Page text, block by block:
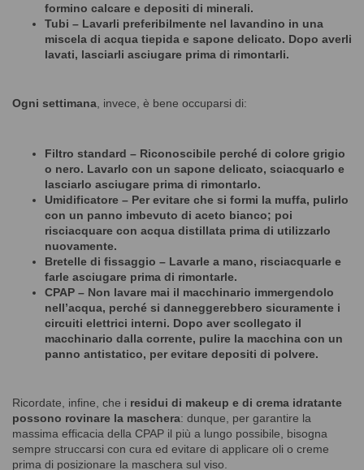
formino calcare e depositi di minerali.
Tubi – Lavarli preferibilmente nel lavandino in una
miscela di acqua tiepida e sapone delicato. Dopo averli
lavati, lasciarli asciugare prima di rimontarli.
Ogni settimana , invece, è bene occuparsi di:
Filtro standard – Riconoscibile perché di colore grigio
o nero. Lavarlo con un sapone delicato, sciacquarlo e
lasciarlo asciugare prima di rimontarlo.
Umidificatore – Per evitare che si formi la muffa, pulirlo
con un panno imbevuto di aceto bianco; poi
risciacquare con acqua distillata prima di utilizzarlo
nuovamente.
Bretelle di fissaggio – Lavarle a mano, risciacquarle e
farle asciugare prima di rimontarle.
CPAP – Non lavare mai il macchinario immergendolo
nell’acqua, perché si danneggerebbero sicuramente i
circuiti elettrici interni. Dopo aver scollegato il
macchinario dalla corrente, pulire la macchina con un
panno antistatico, per evitare depositi di polvere.
Ricordate, infine, che i residui di makeup e di crema idratante
possono rovinare la maschera: dunque, per garantire la
massima efficacia della CPAP il più a lungo possibile, bisogna
sempre struccarsi con cura ed evitare di applicare oli o creme
prima di posizionare la maschera sul viso.